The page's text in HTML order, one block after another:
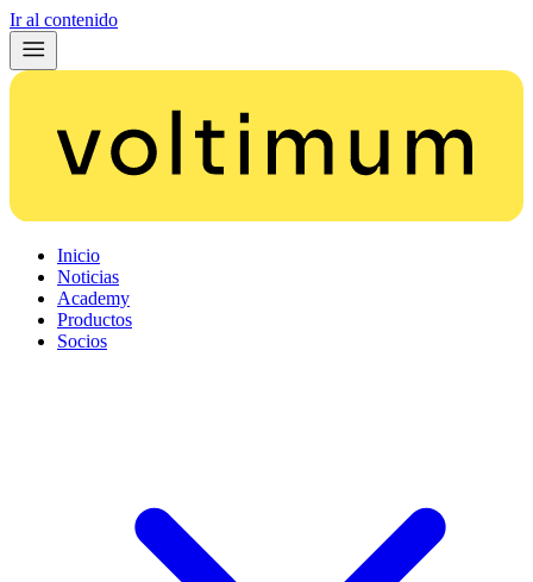
Ir al contenido
Inicio
Noticias
Academy
Productos
Socios